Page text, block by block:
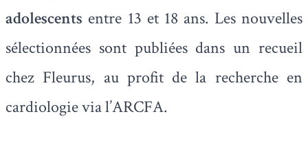
adolescents entre 13 et 18 ans. Les nouvelles
sélectionnées sont publiées dans un recueil
chez Fleurus, au profit de la recherche en
cardiologie via l’ARCFA.